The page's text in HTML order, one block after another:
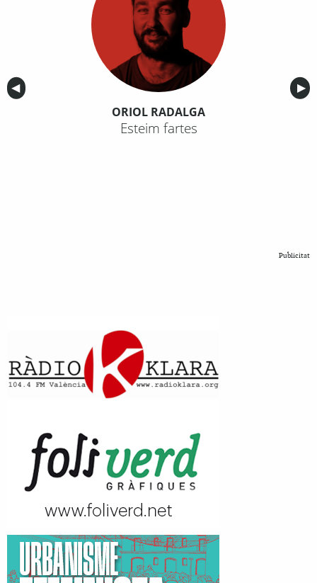
Anterior
◀︎ ▶︎
ORIOL RADALGA
Esteim fartes
Publicitat